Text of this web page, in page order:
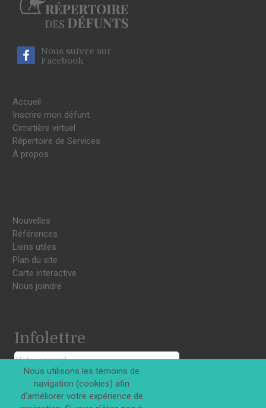
Nous suivre sur
Facebook
Accueil
Inscrire mon défunt
Cimetière virtuel
Répertoire de Services
À propos
Nouvelles
Références
Liens utiles
Plan du site
Carte interactive
Nous joindre
Infolettre
S'INSCRIRE
Nous utilisons les témoins de
navigation (cookies) afin
d'améliorer votre expérience de